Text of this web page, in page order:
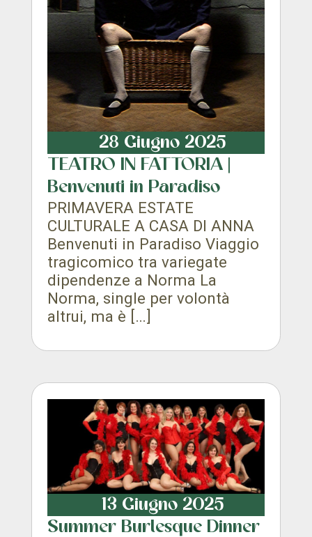
28 Giugno 2025
TEATRO IN FATTORIA |
Benvenuti in Paradiso
PRIMAVERA ESTATE
CULTURALE A CASA DI ANNA
Benvenuti in Paradiso Viaggio
tragicomico tra variegate
dipendenze a Norma La
Norma, single per volontà
altrui, ma è […]
13 Giugno 2025
Summer Burlesque Dinner